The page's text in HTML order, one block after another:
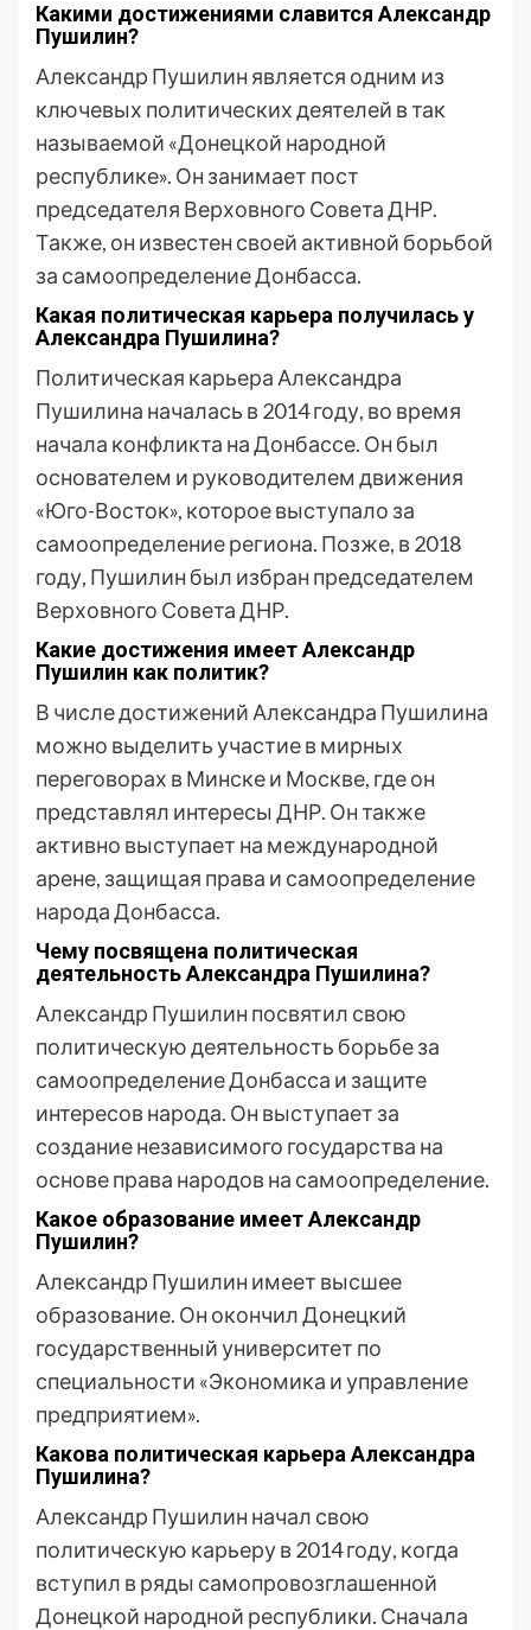
Какими достижениями славится Александр
Пушилин?
Александр Пушилин является одним из
ключевых политических деятелей в так
называемой «Донецкой народной
республике». Он занимает пост
председателя Верховного Совета ДНР.
Также, он известен своей активной борьбой
за самоопределение Донбасса.
Какая политическая карьера получилась у
Александра Пушилина?
Политическая карьера Александра
Пушилина началась в 2014 году, во время
начала конфликта на Донбассе. Он был
основателем и руководителем движения
«Юго-Восток», которое выступало за
самоопределение региона. Позже, в 2018
году, Пушилин был избран председателем
Верховного Совета ДНР.
Какие достижения имеет Александр
Пушилин как политик?
В числе достижений Александра Пушилина
можно выделить участие в мирных
переговорах в Минске и Москве, где он
представлял интересы ДНР. Он также
активно выступает на международной
арене, защищая права и самоопределение
народа Донбасса.
Чему посвящена политическая
деятельность Александра Пушилина?
Александр Пушилин посвятил свою
политическую деятельность борьбе за
самоопределение Донбасса и защите
интересов народа. Он выступает за
создание независимого государства на
основе права народов на самоопределение.
Какое образование имеет Александр
Пушилин?
Александр Пушилин имеет высшее
образование. Он окончил Донецкий
государственный университет по
специальности «Экономика и управление
предприятием».
Какова политическая карьера Александра
Пушилина?
Александр Пушилин начал свою
политическую карьеру в 2014 году, когда
вступил в ряды самопровозглашенной
Донецкой народной республики. Сначала